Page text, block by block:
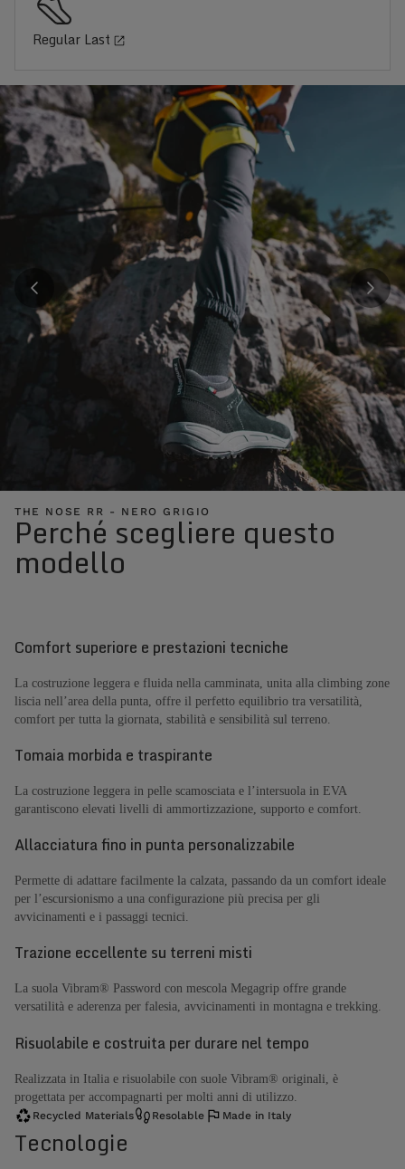
Regular Last
THE NOSE RR - NERO GRIGIO
Perché scegliere questo
modello
Comfort superiore e prestazioni tecniche
La costruzione leggera e fluida nella camminata, unita alla climbing zone
liscia nell’area della punta, offre il perfetto equilibrio tra versatilità,
comfort per tutta la giornata, stabilità e sensibilità sul terreno.
Tomaia morbida e traspirante
La costruzione leggera in pelle scamosciata e l’intersuola in EVA
garantiscono elevati livelli di ammortizzazione, supporto e comfort.
Allacciatura fino in punta personalizzabile
Permette di adattare facilmente la calzata, passando da un comfort ideale
per l’escursionismo a una configurazione più precisa per gli
avvicinamenti e i passaggi tecnici.
Trazione eccellente su terreni misti
La suola Vibram® Password con mescola Megagrip offre grande
versatilità e aderenza per falesia, avvicinamenti in montagna e trekking.
Risuolabile e costruita per durare nel tempo
Realizzata in Italia e risuolabile con suole Vibram® originali, è
progettata per accompagnarti per molti anni di utilizzo.
Recycled Materials Resolable Made in Italy
Tecnologie